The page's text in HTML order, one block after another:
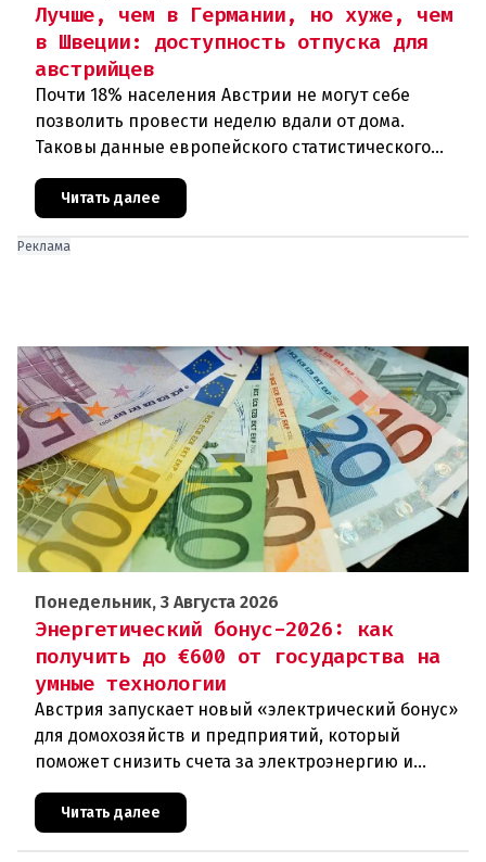
Лучше, чем в Германии, но хуже, чем
в Швеции: доступность отпуска для
австрийцев
Почти 18% населения Австрии не могут себе
позволить провести неделю вдали от дома.
Таковы данные европейского статистического
агентства Eurostat за 2025 год. И хотя ситуация в
стране выглядит лучше ср
Читать далее
Реклама
Понедельник, 3 Августа 2026
Энергетический бонус-2026: как
получить до €600 от государства на
умные технологии
Австрия запускает новый «электрический бонус»
для домохозяйств и предприятий, который
поможет снизить счета за электроэнергию и
разгрузить энергосети. Частные лица могут
получить до 600 евро на устано
Читать далее